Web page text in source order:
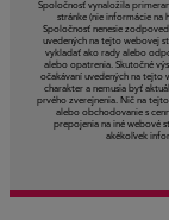
Spoločnosť vynaložila
stránke (nie informácie na
Spoločnosť nenesie
uvedených na tejto webovej
vykladať ako rady alebo
alebo opatrenia. Skutočné
očakávaní uvedených na tejto
charakter a nemusia byť
prvého zverejnenia. Nič na
alebo obchodovanie s
prepojenia na iné webové
akékoľvek